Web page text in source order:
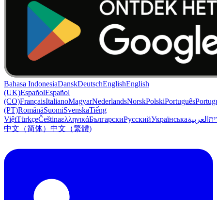
Bahasa IndonesiaDanskDeutschEnglishEnglish
(UK)EspañolEspañol
(CO)FrançaisItalianoMagyarNederlandsNorskPolskiPortuguês
(PT)RomânăSuomiSvenskaTiếng
ViệtTürkçeČeštinaελληνικάБългарскиРусскийУкраїнськаالعربية
中文（简体） 中文（繁體)